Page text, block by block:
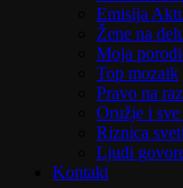
Emisija
Žene na
Moja
Top mozaik
Pravo na
Oružje i sve
Riznica
Ljudi
Kontakt